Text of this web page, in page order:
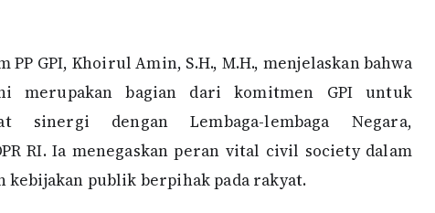
PP GPI, Khoirul Amin, S.H., M.H., menjelaskan bahwa
merupakan bagian dari komitmen GPI untuk
sinergi dengan Lembaga-lembaga Negara,
RI. Ia menegaskan peran vital civil society dalam
kebijakan publik berpihak pada rakyat.